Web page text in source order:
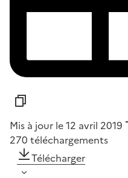
Mis à jour le 12 avril 2019
270 téléchargements
Télécharger